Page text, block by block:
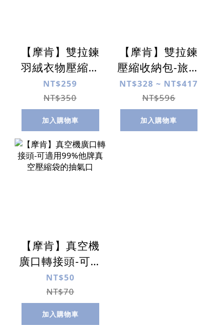
【摩肯】雙拉鍊
羽絨衣物壓縮收
納包2件旅行套
組(含大小衣物袋
無須真空機)
NT$259
NT$350
加入購物車
【摩肯】雙拉鍊
壓縮收納包-旅行
套組( 無須真空
機)
NT$328 ~ NT$417
NT$596
加入購物車
【摩肯】真空機
廣口轉接頭-可適
用99%他牌真空
壓縮袋的抽氣口
NT$50
NT$70
加入購物車